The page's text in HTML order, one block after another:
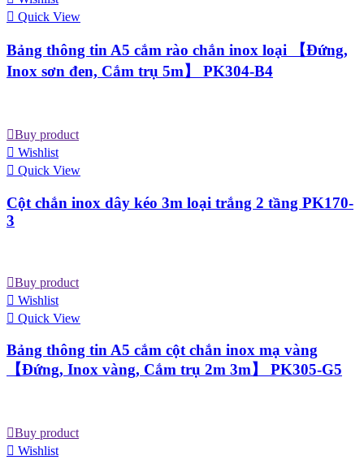
Quick View
Bảng thông tin A5 cắm rào chắn inox loại 【Đứng,
Inox sơn đen, Cắm trụ 5m】 PK304-B4
Buy product
Wishlist
Quick View
Cột chắn inox dây kéo 3m loại trắng 2 tầng PK170-
3
Buy product
Wishlist
Quick View
Bảng thông tin A5 cắm cột chắn inox mạ vàng
【Đứng, Inox vàng, Cắm trụ 2m 3m】 PK305-G5
Buy product
Wishlist